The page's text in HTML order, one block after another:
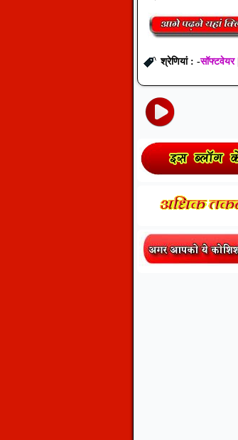
श्रेणियां : -सॉफ्टवेयर|